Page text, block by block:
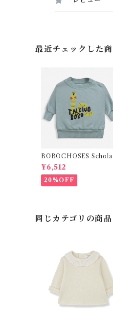
最近チェックした
BOBOCHOSES
Worm sweatshirt (12-
m)
¥6,512
20%OFF
同じカテゴリの商品